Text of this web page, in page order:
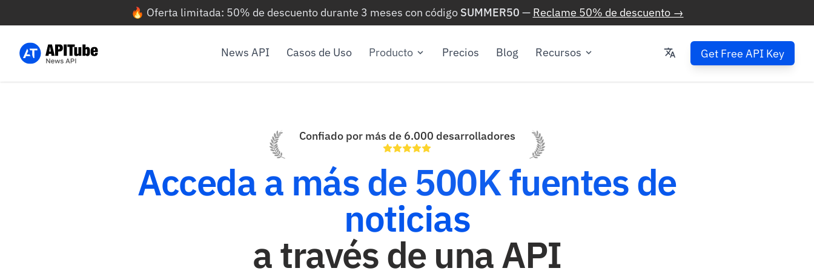
🔥 Oferta limitada: 50% de descuento durante 3 meses con código SUMMER50 — Reclame 50% de descuento →
News API Casos de Uso Producto Precios Blog Recursos Get Free API Key
Confiado por más de 6.000 desarrolladores
Acceda a más de 500K fuentes de
noticias
a través de una API